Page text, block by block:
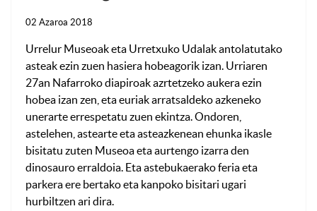
02 Azaroa 2018
Urrelur Museoak eta Urretxuko Udalak antolatutako
asteak ezin zuen hasiera hobeagorik izan. Urriaren
27an Nafarroko diapiroak azrtetzeko aukera ezin
hobea izan zen, eta euriak arratsaldeko azkeneko
unerarte errespetatu zuen ekintza. Ondoren,
astelehen, astearte eta asteazkenean ehunka ikasle
bisitatu zuten Museoa eta aurtengo izarra den
dinosauro erraldoia. Eta astebukaerako feria eta
parkera ere bertako eta kanpoko bisitari ugari
hurbiltzen ari dira.